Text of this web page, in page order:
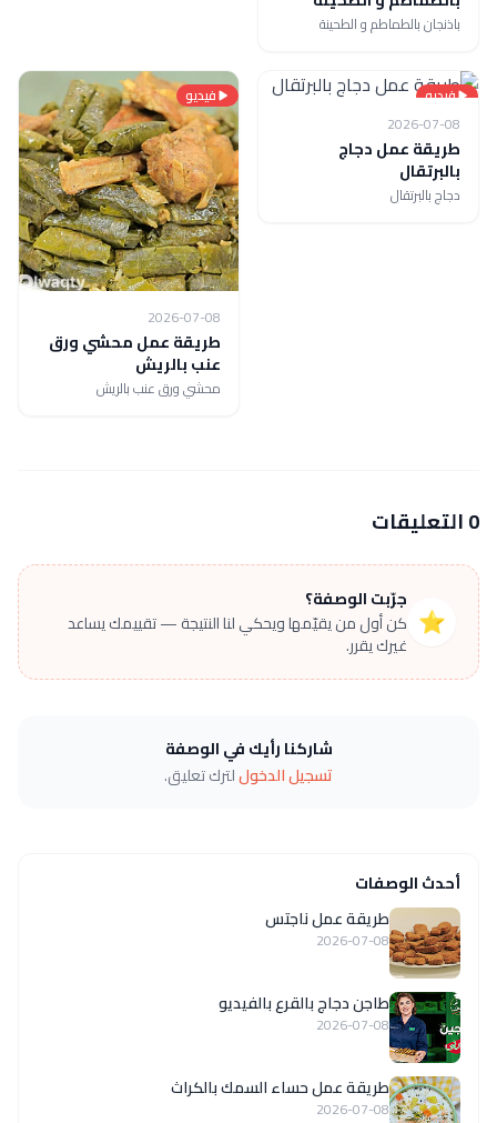
باذنجان بالطماطم و الطحينة
فيديو
2026-07-08
طريقة عمل دجاج
بالبرتقال
دجاج بالبرتقال
فيديو
2026-07-08
طريقة عمل محشي ورق
عنب بالريش
محشي ورق عنب بالريش
0 التعليقات
⭐
جرّبت الوصفة؟
كن أول من يقيّمها ويحكي لنا النتيجة — تقييمك يساعد
غيرك يقرر.
شاركنا رأيك في الوصفة
تسجيل الدخوللترك تعليق.
أحدث الوصفات
طريقة عمل ناجتس
2026-07-08
طاجن دجاج بالقرع بالفيديو
2026-07-08
طريقة عمل حساء السمك بالكراث
2026-07-08